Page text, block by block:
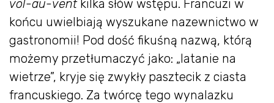
vol-au-ventkilka słów wstępu. Francuzi w
końcu uwielbiają wyszukane nazewnictwo w
gastronomii! Pod dość fikuśną nazwą, którą
możemy przetłumaczyć jako: „latanie na
wietrze”, kryje się zwykły pasztecik z ciasta
francuskiego. Za twórcę tego wynalazku